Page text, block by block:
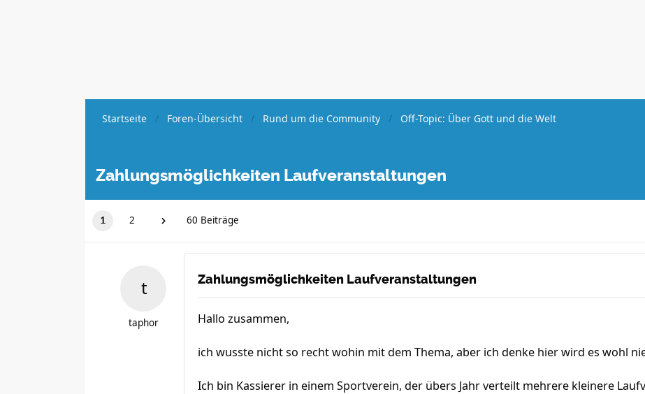
Startseite Foren-Übersicht Rund um die Community Off-Topic: Über Gott und die Welt
Zahlungsmöglichkeiten Laufveranstaltungen
1 2 60 Beiträge
taphor
Zahlungsmöglichkeiten Laufveranstaltungen
Hallo zusammen,
ich wusste nicht so recht wohin mit dem Thema, aber ich denke hier wird es wohl
Ich bin Kassierer in einem Sportverein, der übers Jahr verteilt mehrere kleinere